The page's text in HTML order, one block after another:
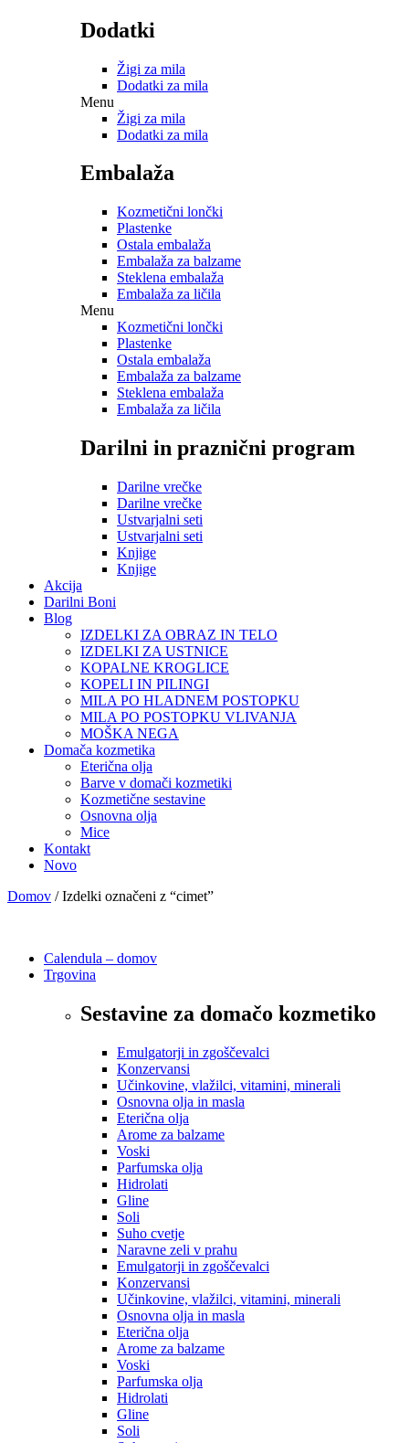
Dodatki
Žigi za mila
Dodatki za mila
Menu
Žigi za mila
Dodatki za mila
Embalaža
Kozmetični lončki
Plastenke
Ostala embalaža
Embalaža za balzame
Steklena embalaža
Embalaža za ličila
Menu
Kozmetični lončki
Plastenke
Ostala embalaža
Embalaža za balzame
Steklena embalaža
Embalaža za ličila
Darilni in praznični program
Darilne vrečke
Darilne vrečke
Ustvarjalni seti
Ustvarjalni seti
Knjige
Knjige
Akcija
Darilni Boni
Blog
IZDELKI ZA OBRAZ IN TELO
IZDELKI ZA USTNICE
KOPALNE KROGLICE
KOPELI IN PILINGI
MILA PO HLADNEM POSTOPKU
MILA PO POSTOPKU VLIVANJA
MOŠKA NEGA
Domača kozmetika
Eterična olja
Barve v domači kozmetiki
Kozmetične sestavine
Osnovna olja
Mice
Kontakt
Novo
Domov / Izdelki označeni z “cimet”
Calendula – domov
Trgovina
Sestavine za domačo kozmetiko
Emulgatorji in zgoščevalci
Konzervansi
Učinkovine, vlažilci, vitamini, minerali
Osnovna olja in masla
Eterična olja
Arome za balzame
Voski
Parfumska olja
Hidrolati
Gline
Soli
Suho cvetje
Naravne zeli v prahu
Emulgatorji in zgoščevalci
Konzervansi
Učinkovine, vlažilci, vitamini, minerali
Osnovna olja in masla
Eterična olja
Arome za balzame
Voski
Parfumska olja
Hidrolati
Gline
Soli